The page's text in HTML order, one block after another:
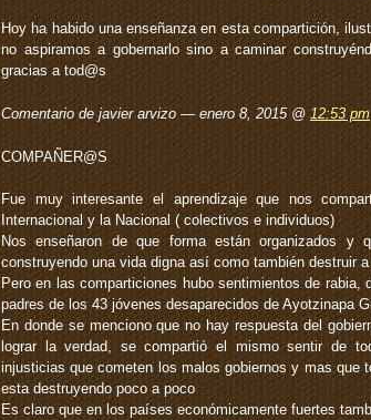
Hoy ha habido una enseñanza en esta compartición,
no aspiramos a gobernarlo sino a caminar
gracias a tod@s
Comentario de javier arvizo — enero 8, 2015 @ 12:53 pm
COMPAÑER@S
Fue muy interesante el aprendizaje que nos
Internacional y la Nacional ( colectivos e individuos)
Nos enseñaron de que forma están organizados y
construyendo una vida digna así como también destruir
Pero en las comparticiones hubo sentimientos de
padres de los 43 jóvenes desaparecidos de Ayotzinapa
En donde se menciono que no hay respuesta del
lograr la verdad, se compartió el mismo sentir de
injusticias que cometen los malos gobiernos y mas que
esta destruyendo poco a poco
Es claro que en los países económicamente fuertes